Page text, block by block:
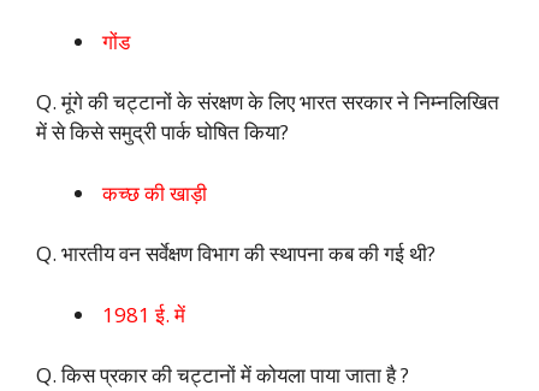
गोंड
Q. मूंगे की चट्टानों के संरक्षण के लिए भारत सरकार ने निम्नलिखित
में से किसे समुद्री पार्क घोषित किया?
कच्छ की खाड़ी
Q. भारतीय वन सर्वेक्षण विभाग की स्थापना कब की गई थी?
1981 ई. में
Q. किस प्रकार की चट्टानों में कोयला पाया जाता है ?